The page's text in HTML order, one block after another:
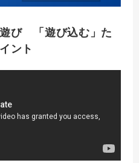
び 「遊び込む」た
ント